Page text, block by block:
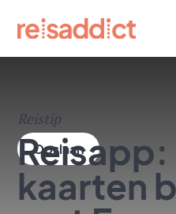
Reistip
kaarten